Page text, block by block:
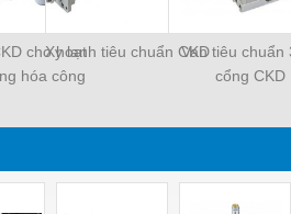
cho hoạt
hóa công
Xy lanh tiêu chuẩn CKDVan tiêu chuẩn
cổng CKD